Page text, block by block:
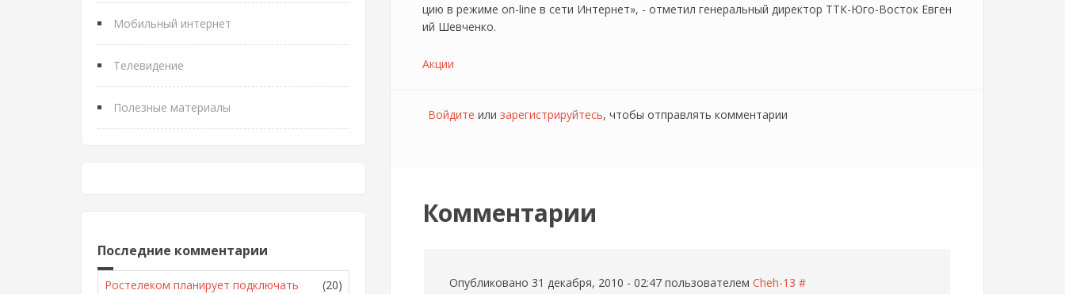
Мобильный интернет
Телевидение
Полезные материалы
Последние комментарии
Ростелеком планирует подключать
(20)
цию в режиме on-line в сети Интернет», - отметил генеральный директор ТТК-Юго-Восток Евген
ий Шевченко.
Акции
Войдите или зарегистрируйтесь, чтобы отправлять комментарии
Комментарии
Опубликовано 31 декабря, 2010 - 02:47 пользователем Cheh-13 #